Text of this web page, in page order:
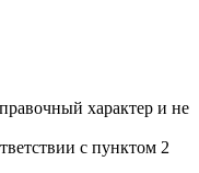
характер и не
с пунктом 2